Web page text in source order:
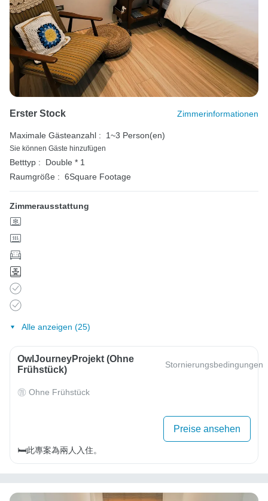
Erster Stock Zimmerinformationen
Maximale Gästeanzahl : 1~3 Person(en)
Sie können Gäste hinzufügen
Betttyp :
Double * 1
Raumgröße : 6Square Footage
Zimmerausstattung
Alle anzeigen (25)
OwlJourneyProjekt (ohne
Frühstück)
Stornierungsbedingungen
Ohne Frühstück
Preise ansehen
🛏️此專案為兩人入住。